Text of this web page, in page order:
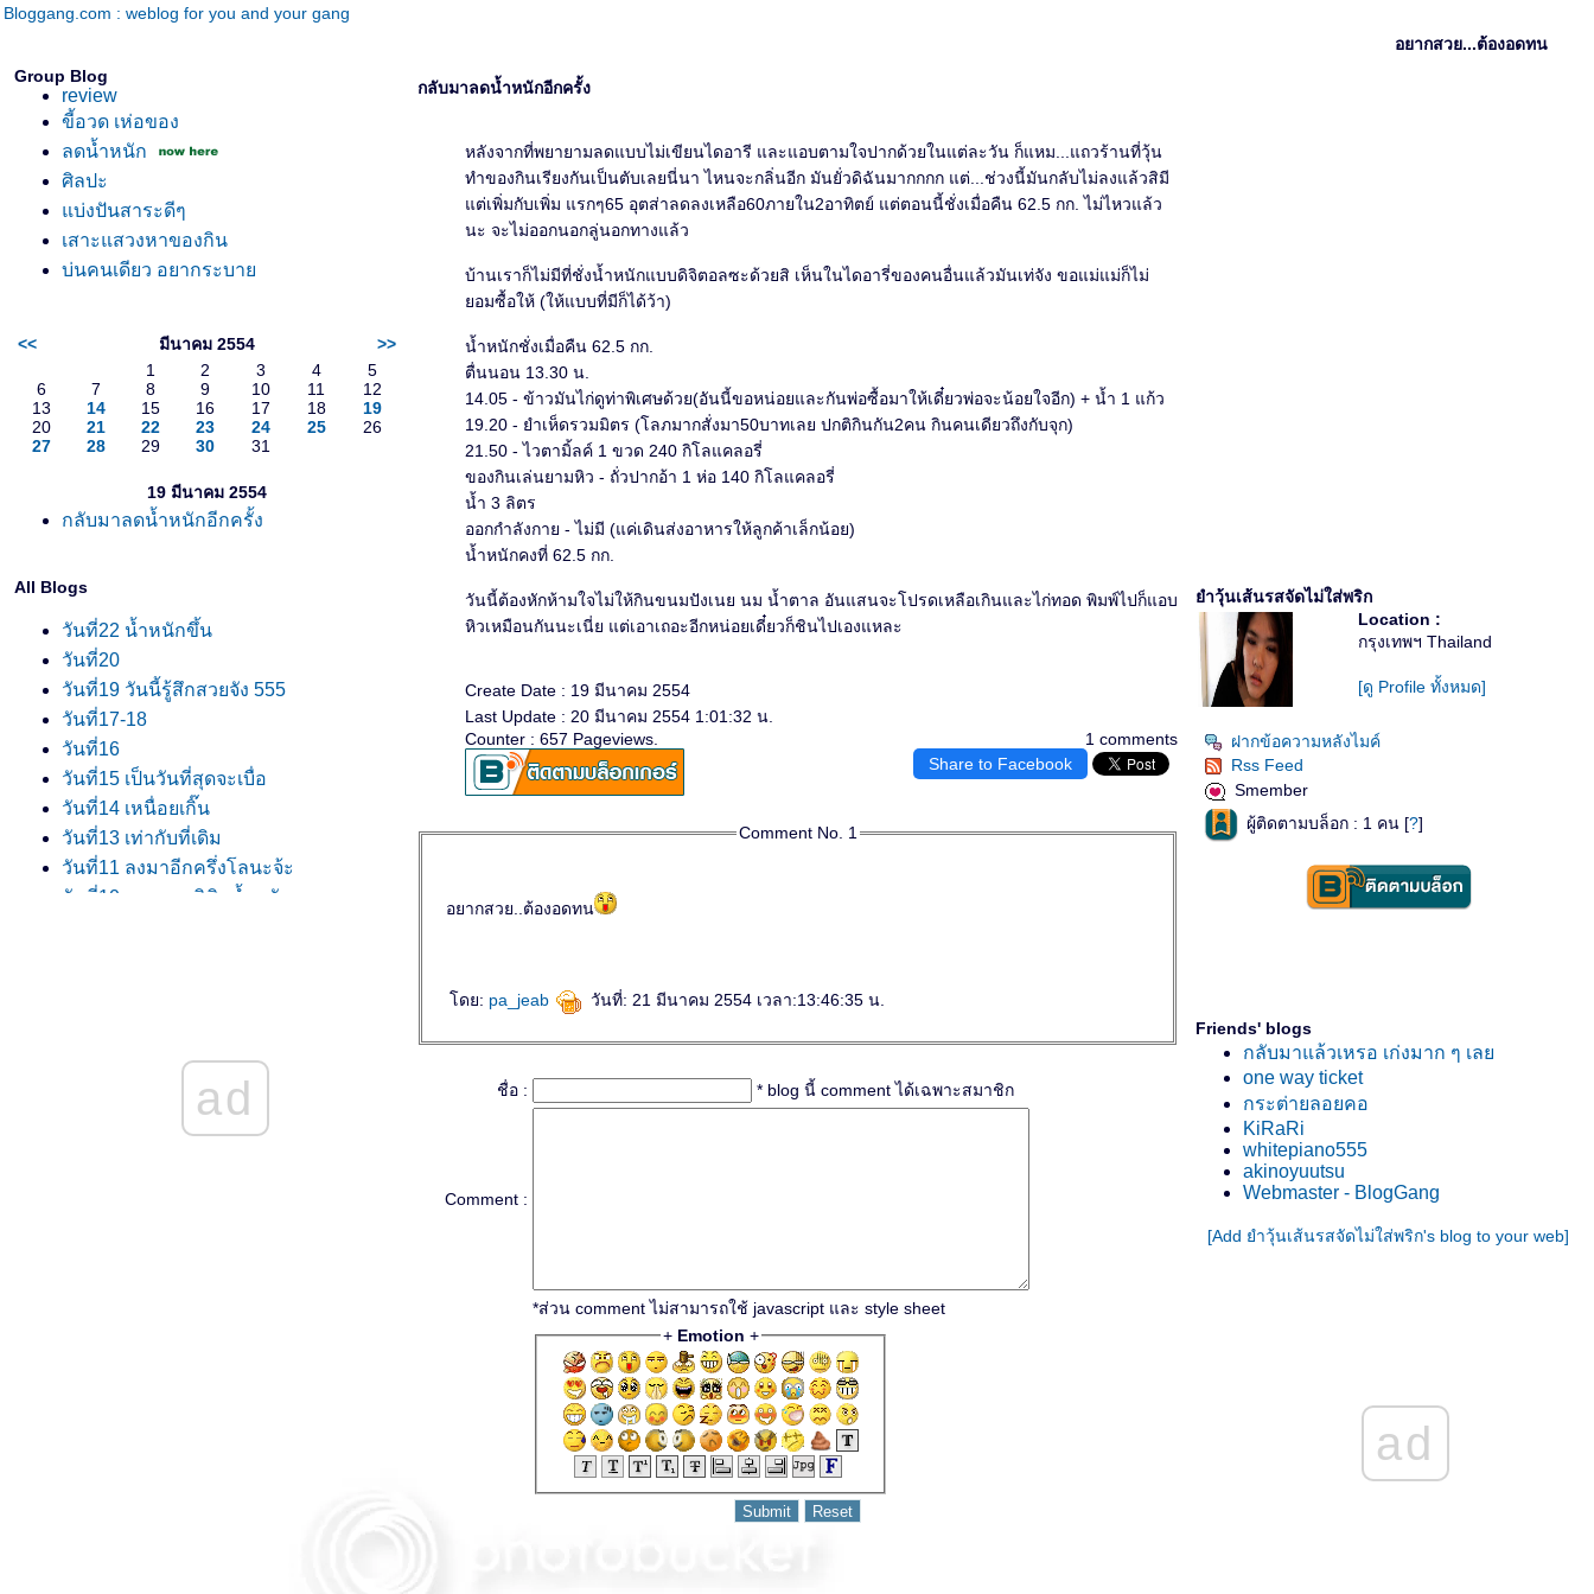
Bloggang.com : weblog for you and your gang
อยากสวย...ต้องอดทน
Group Blog
review
ขี้อวด เห่อของ
ลดน้ำหนัก
ศิลปะ
บ่งปันสาระดีๆ
เสาะแสวงหาของกิน
บ่นคนเดียว อยากระบา
<< มีนาคม 2554
>>
1
2 3 4
5
6
7 8 9 10 11
12
13
14 15 16 17 18
19
20
21 22 23 24 25
26
27
28 29 30 31
19 มีนาคม 2554
กลับมาลดน้ำหนักอีกครั้ง
All Blogs
วันที่22 น้ำหนักขึ้น
วันที่20
วันที่19 วันนี้รู้สึกสวยจัง 555
วันที่17-18
วันที่16
วันที่15 เป็นวันที่สุดจะเบื่อ
วันที่14 เหนื่อยเกิ๊น
วันที่13 เท่ากับที่เดิม
วันที่11 ลงมาอีกครึ่งโลนะจ้ะ
วันที่10 ของการพิชิตน้ำหนัก
วันที่3 เริ่มคุมปากได้
วันที่2 ของการลดน้ำหนัก
ad
กลับมาลดน้ำหนักอีกครั้ง
หลังจากที่พยายามลดแบบไม่เขียนไดอารี และแอบตามใจปากด้วยในแต่ละวัน ก็แหม...แถวร้านที่วุ้น
ทำของกินเรียงกันเป็นตับเลยนี่นา ไหนจะกลิ่นอีก มันยั่วดิฉันมากกกก แต่...ช่วงนี้มันกลับไม่ลงแล้วสิมี
ต่เพิ่มกับเพิ่ม แรกๆ65 อุตส่าลดลงเหลือ60ภายใน2อาทิตย์ แต่ตอนนี้ชั่งเมื่อคืน 62.5 กก. ไม่ไหวแล้ว
นะ จะไม่ออกนอกลู่นอกทางแล้ว
บ้านเราก็ไม่มีที่ชั่งน้ำหนักแบบดิจิตอลซะด้วยสิ เห็นในไดอารี่ของคนอื่นแล้วมันเท่จัง ขอแม่แม่ก็ไม่
อมซื้อให้ (ให้แบบที่มีก็ได้ว้า)
น้ำหนักชั่งเมื่อคืน 62.5 กก.
ตื่นนอน 13.30 น.
14.05 - ข้าวมันไก่ดูท่าพิเศษด้วย(อันนี้ขอหน่อยและกันพ่อซื้อมาให้เดี๋ยวพ่อจะน้อยใจอีก) + น้ำ 1 แก้ว
19.20 - ยำเห็ดรวมมิตร (โลภมากสั่งมา50บาทเลย ปกติกินกัน2คน กินคนเดียวถึงกับจุก)
21.50 - ไวตามิ้ลค์ 1 ขวด 240 กิโลแคลอรี่
ของกินเล่นยามหิว - ถั่วปากอ้า 1 ห่อ 140 กิโลแคลอรี่
น้ำ 3 ลิตร
ออกกำลังกาย - ไม่มี (แค่เดินส่งอาหารให้ลูกค้าเล็กน้อย)
น้ำหนักคงที่ 62.5 กก.
วันนี้ต้องหักห้ามใจไม่ให้กินขนมปังเนย นม น้ำตาล อันแสนจะโปรดเหลือเกินและไก่ทอด พิมพ์ไปก็แอบ
หิวเหมือนกันนะเนี่ย แต่เอาเถอะอีกหน่อยเดี๋ยวก็ชินไปเองแหละ
Create Date : 19 มีนาคม 2554
Last Update : 20 มีนาคม 2554 1:01:32 น.
1 comments
Counter : 657 Pageviews.
Share to Facebook
Comment No. 1
อยากสวย..ต้องอดทน
ดย: pa_jeab วันที่: 21 มีนาคม 2554 เวลา:13:46:35 น.
ชื่อ : * blog นี้ comment ได้เฉพาะสมาชิก
Comment :
*ส่วน comment ไม่สามารถใช้ javascript และ style sheet
+ Emotion +
ำวุ้นเส้นรสจัดไม่ใส่พริก
Location :
กรุงเทพฯ Thailand
[ดู Profile ทั้งหมด]
ฝากข้อความหลังไมค์
Rss Feed
Smember
ผู้ติดตามบล็อก : 1 คน [?]
Friends' blogs
กลับมาแล้วเหรอ เก่งมาก ๆ เล
one way ticket
กระต่ายลอยคอ
KiRaRi
whitepiano555
akinoyuutsu
Webmaster - BlogGang
[Add ยำวุ้นเส้นรสจัดไม่ใส่พริก's blog to your web]
ad